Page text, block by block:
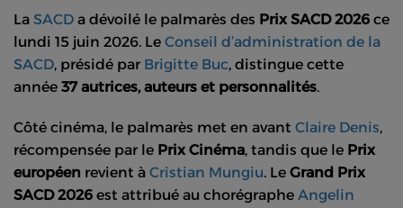
La SACD a dévoilé le palmarès des Prix SACD 2026 ce
lundi 15 juin 2026. Le Conseil d’administration de la
SACD, présidé par Brigitte Buc, distingue cette
année 37 autrices, auteurs et personnalités.
Côté cinéma, le palmarès met en avant Claire Denis,
récompensée par le Prix Cinéma, tandis que le Prix
européen revient à Cristian Mungiu. Le Grand Prix
SACD 2026 est attribué au chorégraphe Angelin